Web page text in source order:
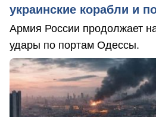
украинские корабли и
Армия России продолжает
удары по портам Одессы.